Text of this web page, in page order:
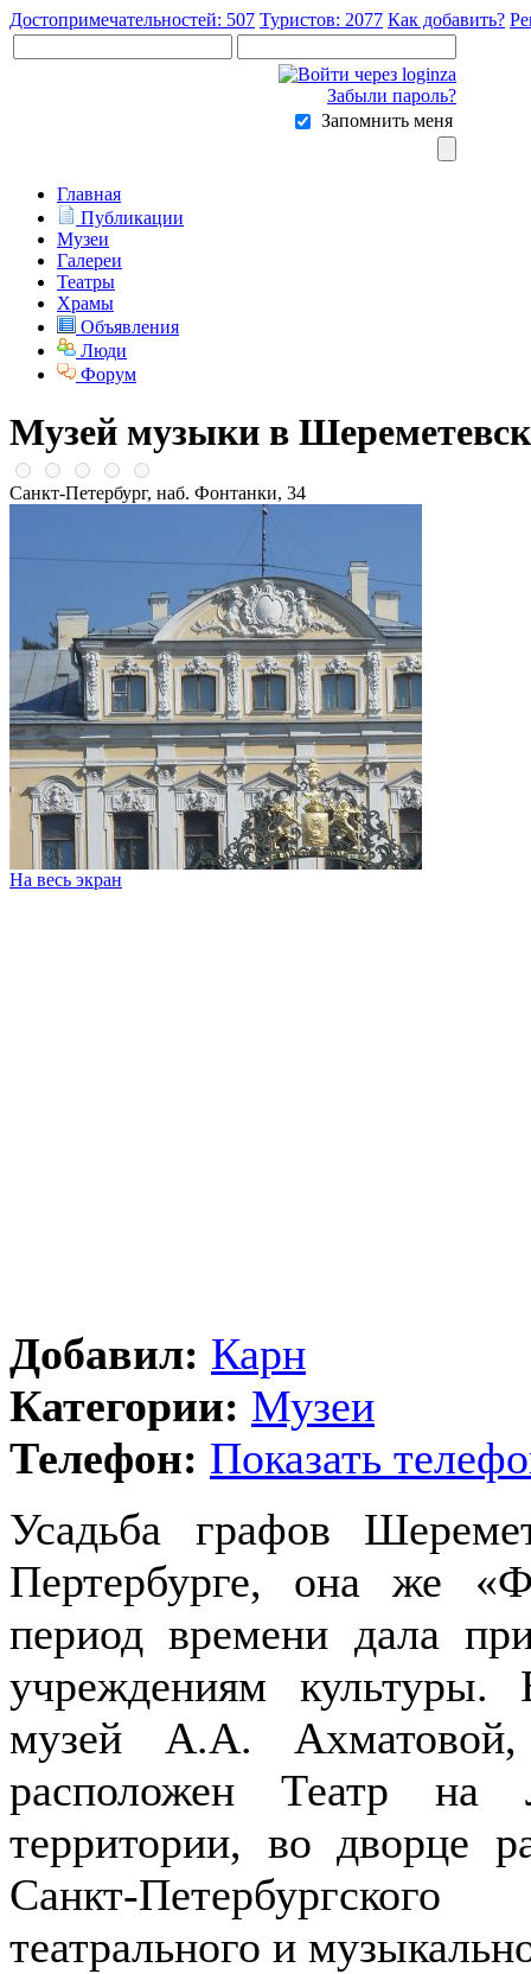
Достопримечательностей: 507 Туристов: 2077 Как добавить?
Забыли пароль?
Запомнить меня
Главная
Публикации
Музеи
Галереи
Театры
Храмы
Объявления
Люди
Форум
Музей музыки в
Санкт-Петербург, наб. Фонтанки, 34
На весь экран
Добавил: Карн
Категории: Музеи
Телефон: Показать
Усадьба графов
Пертербурге, она же
период времени дала
учреждениям культуры.
музей А.А.
расположен Театр
территории, во дворце
Санкт-
театрального и